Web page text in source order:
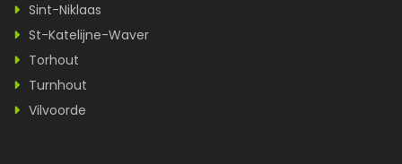
Sint-Niklaas
St-Katelijne-Waver
Torhout
Turnhout
Vilvoorde